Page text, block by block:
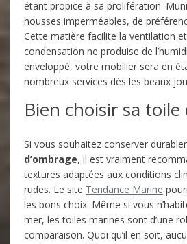
étant propice à sa prolifération.
housses imperméables, de
Cette matière facilite la ventilation
condensation ne produise de
enveloppé, votre mobilier sera en
nombreux services dès les beaux
Bien choisir sa toile
Si vous souhaitez conserver
d’ombrage, il est vraiment
textures adaptées aux conditions
rudes. Le site Tendance Marine
les bons choix. Même si vous
mer, les toiles marines sont d’une
comparaison. Quoi qu’il en soit,